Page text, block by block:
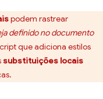
podem rastrear
definido no documento
que adiciona estilos
substituições locais